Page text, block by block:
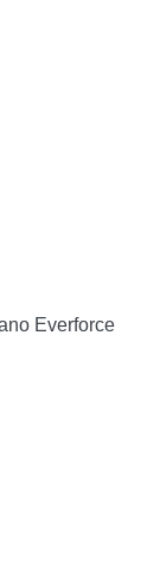
Everforce